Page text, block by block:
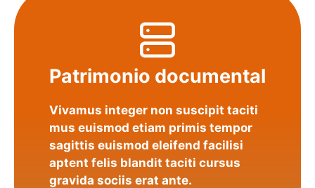
Patrimonio documental
Vivamus integer non suscipit taciti
mus euismod etiam primis tempor
sagittis euismod eleifend facilisi
aptent felis blandit taciti cursus
gravida sociis erat ante.